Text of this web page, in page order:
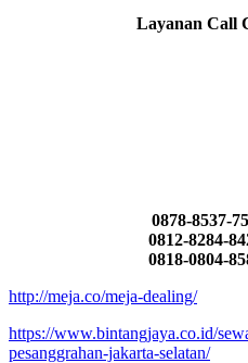
Layanan Call
0878-8537-
0812-8284-
0818-0804-
http://meja.co/meja-dealing/
https://www.bintangjaya.co.id/
pesanggrahan-jakarta-selatan/